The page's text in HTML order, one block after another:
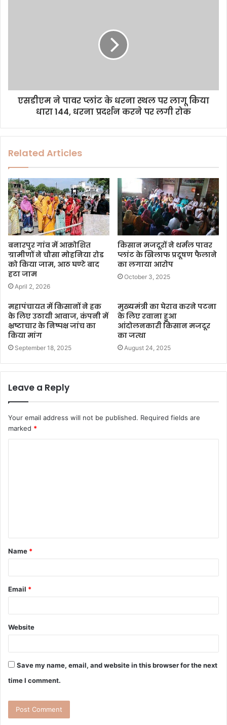
एसडीएम ने पावर प्लांट के धरना स्थल पर लागू किया
धारा 144, धरना प्रदर्शन करने पर लगी रोक
Related Articles
बनारपुर गांव में आक्रोशित
ग्रामीणों ने चौसा मोहनिया रोड
को किया जाम, आठ घण्टे बाद
हटा जाम
April 2, 2026
किसान मजदूरों ने थर्मल पावर
प्लांट के खिलाफ प्रदूषण फैलाने
का लगाया आरोप
October 3, 2025
महापंचायत में किसानों ने हक
के लिए उठायी आवाज, कंपनी में
भ्रष्टाचार के निष्पक्ष जांच का
किया मांग
September 18, 2025
मुख्यमंत्री का घेराव करने पटना
के लिए रवाना हुआ
आंदोलनकारी किसान मजदूर
का जत्था
August 24, 2025
Leave a Reply
Your email address will not be published. Required fields are
marked *
Name *
Email *
Website
Save my name, email, and website in this browser for the next
time I comment.